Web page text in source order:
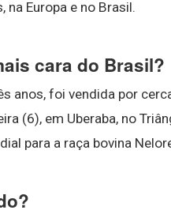
na Europa e no Brasil.
cara do Brasil?
anos, foi vendida por
(6), em Uberaba, no
para a raça bovina